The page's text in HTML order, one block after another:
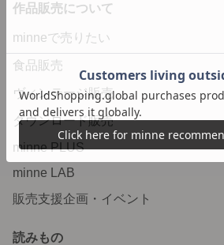
作品販売について
minneで売りたい
食品販売
ヴィンテージ販売
ダウンロード販売
minne PLUS
minne LAB
販売支援企画・イベント
読みもの